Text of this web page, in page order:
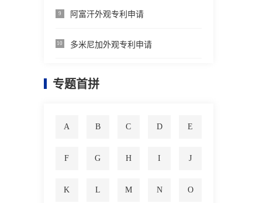
9 阿富汗外观专利申请
10 多米尼加外观专利申请
专题首拼
A B C D E
F G H I J
K L M N O